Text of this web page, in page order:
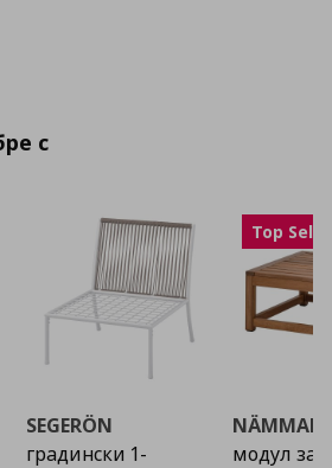
с
SEGERÖN
градински 1-
Top
модул за